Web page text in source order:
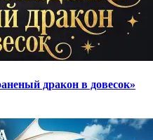
дракон в довесок»